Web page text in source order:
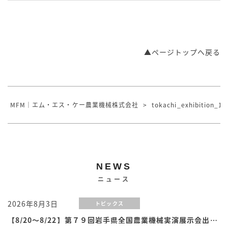
▲ページトップへ戻る
MFM｜エム・エス・ケー農業機械株式会社 >
NEWS
ニュース
2026年8月3日 トピックス
【8/20～8/22】第７９回岩手県全国農業機械実演展示会出展のお知らせ